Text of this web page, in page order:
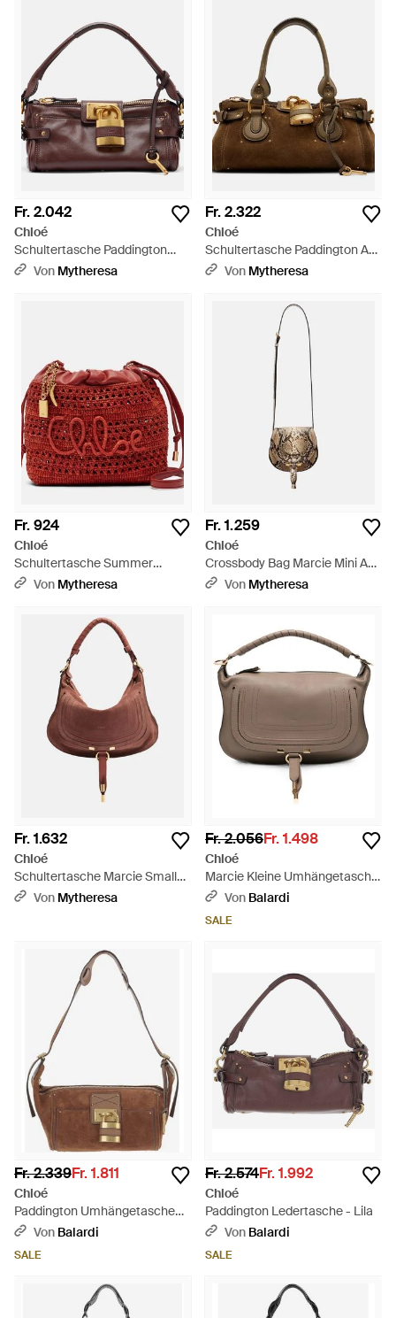
Fr. 2.042
Chloé
Schultertasche Paddington
Small Aus Leder - Lila
Von Mytheresa
Fr. 2.322
Chloé
Schultertasche Paddington Aus
Veloursleder - Braun
Von Mytheresa
Fr. 924
Chloé
Schultertasche Summer
Banana Mini - Rot
Von Mytheresa
Fr. 1.259
Chloé
Crossbody Bag Marcie Mini Aus
Leder - Weiß
Von Mytheresa
Fr. 1.632
Chloé
Schultertasche Marcie Small
Aus Veloursleder - Braun
Von Mytheresa
Fr. 2.056Fr. 1.498
Chloé
Marcie Kleine Umhängetasche
aus Leder - Braun
Von Balardi
SALE
Fr. 2.339Fr. 1.811
Chloé
Paddington Umhängetasche
aus Wildleder - Braun
Von Balardi
SALE
Fr. 2.574Fr. 1.992
Chloé
Paddington Ledertasche - Lila
Von Balardi
SALE